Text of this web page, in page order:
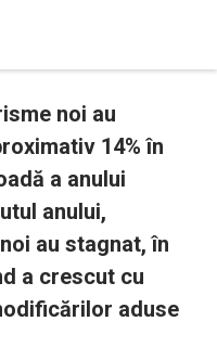
noi au
14% în
a anului
anului,
au stagnat, în
a crescut cu
aduse